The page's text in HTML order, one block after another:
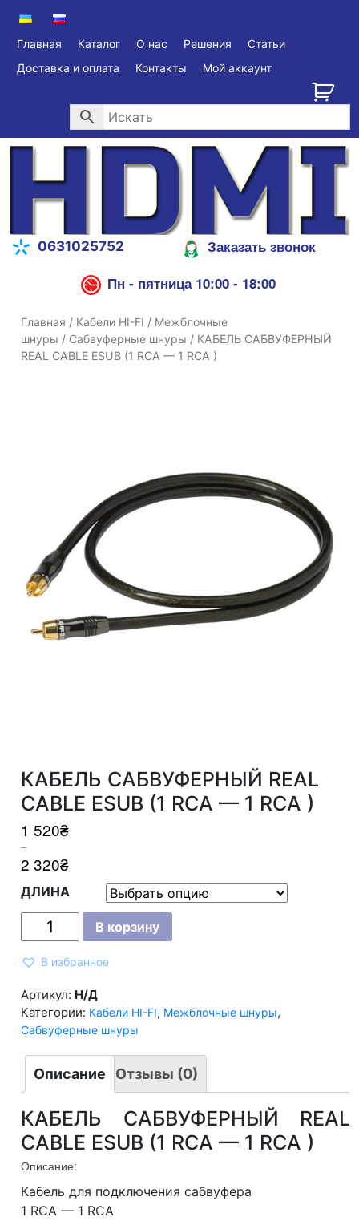
Главная Каталог О нас Решения
Статьи
Доставка и оплата
Контакты Мой аккаунт
0631025752
Заказать звонок
Пн - пятница 10:00 - 18:00
Главная / Кабели HI-FI / Межблочные
шнуры / Сабвуферные шнуры / КАБЕЛЬ САБВУФЕРНЫЙ
REAL CABLE ESUB (1 RCA — 1 RCA )
КАБЕЛЬ САБВУФЕРНЫЙ REAL
CABLE ESUB (1 RCA — 1 RCA )
1 520₴
–
2 320₴
ДЛИНА
САБВУФЕРНЫЙ
CABLE
(1
RCA
-
1
В корзину
В избранное
Артикул: Н/Д
Категории: Кабели HI-FI, Межблочные шнуры,
Сабвуферные шнуры
Описание Отзывы (0)
КАБЕЛЬ САБВУФЕРНЫЙ REAL
CABLE ESUB (1 RCA — 1 RCA )
Описание:
Кабель для подключения сабвуфера
1 RCA — 1 RCA